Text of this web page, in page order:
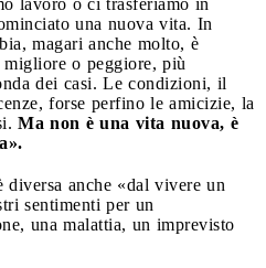
una nuova vita. In
magari anche molto, è
migliore o peggiore, più
dei casi. Le condizioni, il
forse perfino le amicizie, la
Ma non è una vita nuova, è
anche «dal vivere un
sentimenti per un
una malattia, un imprevisto